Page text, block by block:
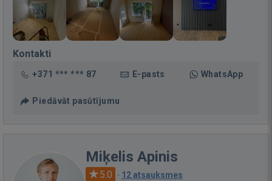
Kontakti
+371 *** *** 87 E-pasts WhatsApp
Piedāvāt pasūtījumu
Miķelis Apinis
5.0 · 12 atsauksmes